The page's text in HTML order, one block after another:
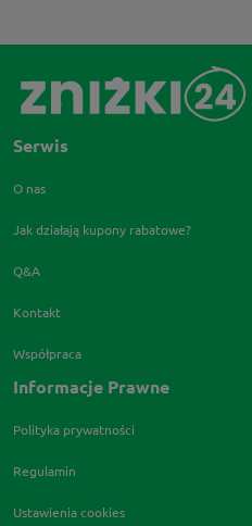
Serwis
O nas
Jak działają kupony rabatowe?
Q&A
Kontakt
Współpraca
Informacje Prawne
Polityka prywatności
Regulamin
Ustawienia cookies